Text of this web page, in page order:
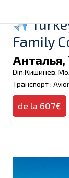
Family
Анталья,
Din:Кишинев,
Транспорт :
de la 607€